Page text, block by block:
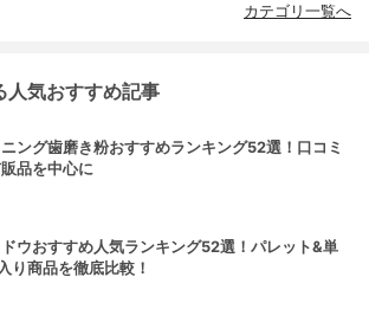
カテゴリ一覧へ
人気おすすめ記事
ング歯磨き粉おすすめランキング52選！口コミ
品を中心に
ウおすすめ人気ランキング52選！パレット&単
り商品を徹底比較！